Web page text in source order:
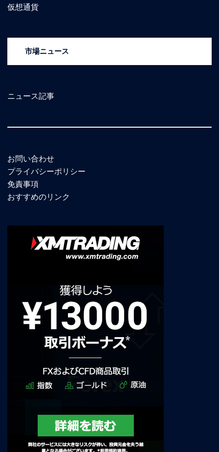
仮想通貨
市場ニュース
ニュース記事
お問い合わせ
プライバシーポリシー
免責事項
おすすめのリンク